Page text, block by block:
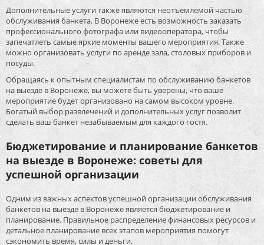
Дополнительные услуги также являются неотъемлемой частью
обслуживания банкета. В Воронеже есть возможность заказать
профессионального фотографа или видеооператора, чтобы
запечатлеть самые яркие моменты вашего мероприятия. Также
можно организовать услуги по аренде зала, столовых приборов и
посуды.
Обращаясь к опытным специалистам по обслуживанию банкетов
на выезде в Воронеже, вы можете быть уверены, что ваше
мероприятие будет организовано на самом высоком уровне.
Богатый выбор развлечений и дополнительных услуг позволит
сделать ваш банкет незабываемым для каждого гостя.
Бюджетирование и планирование банкетов
на выезде в Воронеже: советы для
успешной организации
Одним из важных аспектов успешной организации обслуживания
банкетов на выезде в Воронеже является бюджетирование и
планирование. Правильное распределение финансовых ресурсов и
детальное планирование всех этапов мероприятия помогут
сэкономить время, силы и деньги.